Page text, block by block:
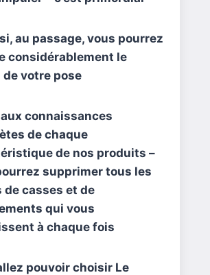
au passage, vous pourrez
considérablement le
votre pose
connaissances
de chaque
de nos produits –
supprimer tous les
de casses et de
qui vous
à chaque fois
pouvoir choisir Le